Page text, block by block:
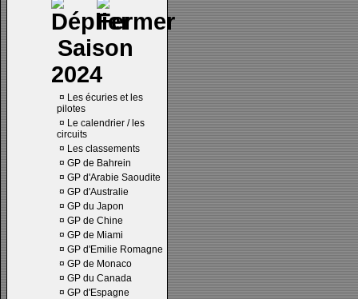
Saison
2024
¤ Les écuries et les
pilotes
¤ Le calendrier / les
circuits
¤ Les classements
¤ GP de Bahrein
¤ GP d'Arabie Saoudite
¤ GP d'Australie
¤ GP du Japon
¤ GP de Chine
¤ GP de Miami
¤ GP d'Emilie Romagne
¤ GP de Monaco
¤ GP du Canada
¤ GP d'Espagne